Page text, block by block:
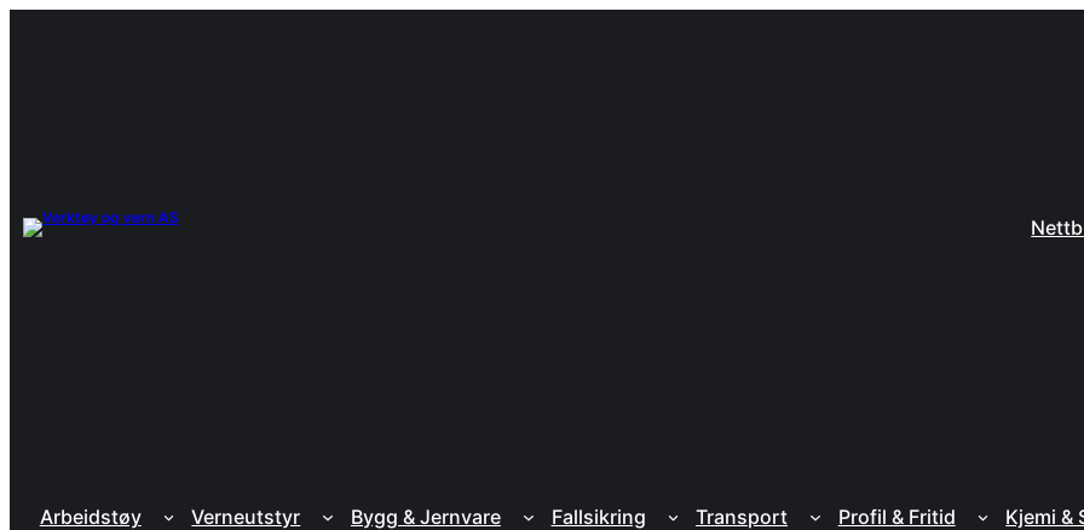
Arbeidstøy Verneutstyr Bygg & Jernvare Fallsikring Transport Profil & Fritid Kjemi &